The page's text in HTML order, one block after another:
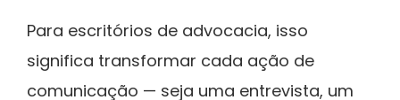
Para escritórios de advocacia, isso
significa transformar cada ação de
comunicação — seja uma entrevista, um